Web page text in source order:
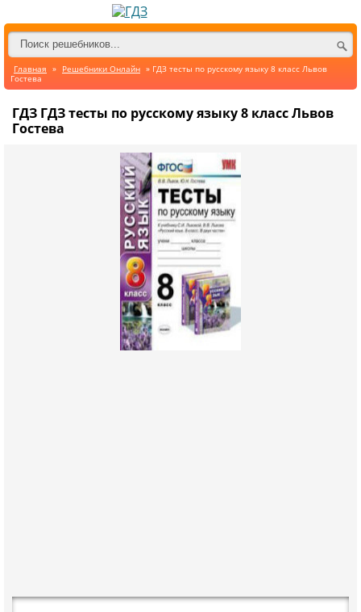
Главная » Решебники Онлайн » ГДЗ тесты по русскому языку 8 класс Львов
Гостева
ГДЗ ГДЗ тесты по русскому языку 8 класс Львов
Гостева